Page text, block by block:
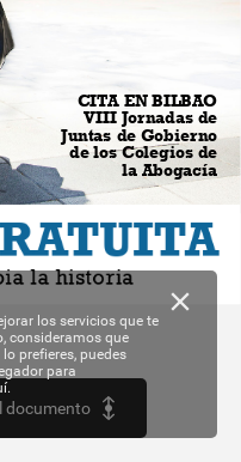
CITA EN BILBAO
VIII Jornadas de
Juntas de Gobierno
de los Colegios de
la Abogacía
la historia
los servicios que te
consideramos que
prefieres, puedes
para
documento